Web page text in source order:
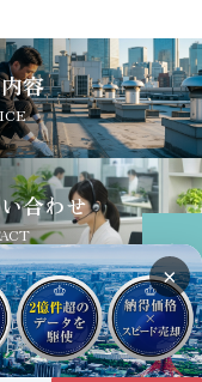
容
合わせ
お問い合わせ
×